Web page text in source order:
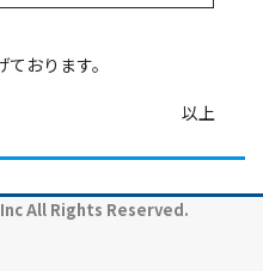
おります。
以上
All Rights Reserved.